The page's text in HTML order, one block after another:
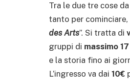
Tra le due tre cose
tanto per cominciare,
des Arts”. Si tratta di
gruppi di massimo
e la storia fino ai
L’ingresso va dai 10€